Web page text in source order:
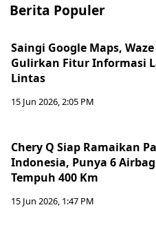
Berita Populer
Saingi Google Maps,
Gulirkan Fitur Informasi
Lintas
15 Jun 2026, 2:05 PM
Chery Q Siap Ramaikan
Indonesia, Punya 6
Tempuh 400 Km
15 Jun 2026, 1:47 PM